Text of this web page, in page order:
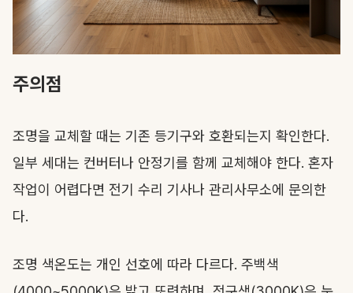
주의점
조명을 교체할 때는 기존 등기구와 호환되는지 확인한다.
일부 세대는 컨버터나 안정기를 함께 교체해야 한다. 혼자
작업이 어렵다면 전기 수리 기사나 관리사무소에 문의한
다.
조명 색온도는 개인 선호에 따라 다르다. 주백색